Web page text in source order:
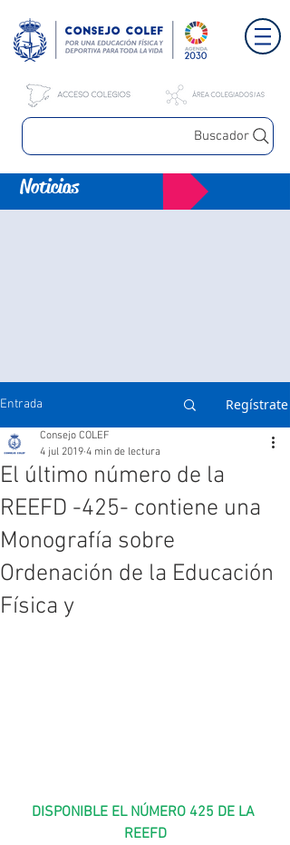
Buscador
Noticias
Entrada Regístrate
El último número de la
REEFD -425- contiene una
Monografía sobre
Ordenación de la Educación
Física y
Consejo COLEF
4 jul 2019 4 min de lectura
DISPONIBLE EL NÚMERO 425 DE LA
REEFD